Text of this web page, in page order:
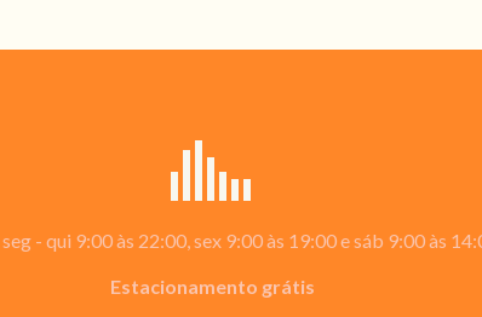
seg - qui 9:00 às 22:00, sex 9:00 às 19:00 e sáb 9:00 às
Estacionamento grátis